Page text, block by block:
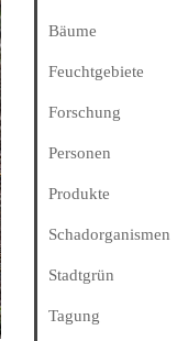
Bäume
Feuchtgebiete
Forschung
Personen
Produkte
Schadorganismen
Stadtgrün
Tagung